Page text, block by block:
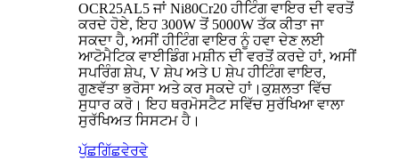
OCR25AL5 ਜਾਂ Ni80Cr20 ਹੀਟਿੰਗ ਵਾਇਰ ਦੀ ਵਰਤੋਂ
ਕਰਦੇ ਹੋਏ, ਇਹ 300W ਤੋਂ 5000W ਤੱਕ ਕੀਤਾ ਜਾ
ਸਕਦਾ ਹੈ, ਅਸੀਂ ਹੀਟਿੰਗ ਵਾਇਰ ਨੂੰ ਹਵਾ ਦੇਣ ਲਈ
ਆਟੋਮੈਟਿਕ ਵਾਈਡਿੰਗ ਮਸ਼ੀਨ ਦੀ ਵਰਤੋਂ ਕਰਦੇ ਹਾਂ, ਅਸੀਂ
ਸਪਰਿੰਗ ਸ਼ੇਪ, V ਸ਼ੇਪ ਅਤੇ U ਸ਼ੇਪ ਹੀਟਿੰਗ ਵਾਇਰ,
ਗੁਣਵੱਤਾ ਭਰੋਸਾ ਅਤੇ ਕਰ ਸਕਦੇ ਹਾਂ।ਕੁਸ਼ਲਤਾ ਵਿੱਚ
ਸੁਧਾਰ ਕਰੋ। ਇਹ ਥਰਮੋਸਟੈਟ ਸਵਿੱਚ ਸੁਰੱਖਿਆ ਵਾਲਾ
ਸੁਰੱਖਿਅਤ ਸਿਸਟਮ ਹੈ।
ਪੁੱਛਗਿੱਛਵੇਰਵੇ